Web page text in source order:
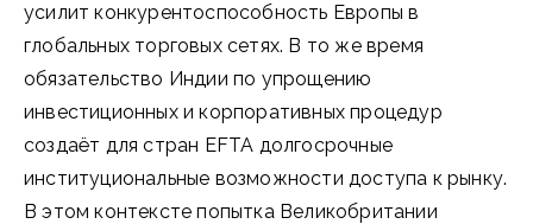
усилит конкурентоспособность Европы в
глобальных торговых сетях. В то же время
обязательство Индии по упрощению
инвестиционных и корпоративных процедур
создаёт для стран EFTA долгосрочные
институциональные возможности доступа к рынку.
В этом контексте попытка Великобритании